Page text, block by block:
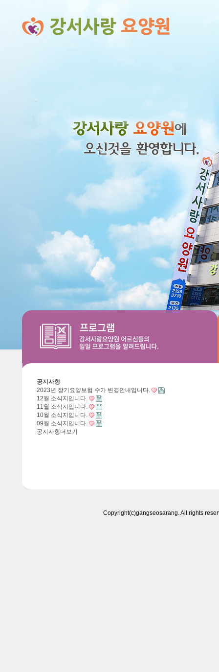
공지사항
2023년 장기요양보험 수가 변경안내입니다.
12월 소식지입니다.
11월 소식지입니다.
10월 소식지입니다.
09월 소식지입니다.
공지사항더보기
Copyright(c)gangseosarang. All rights